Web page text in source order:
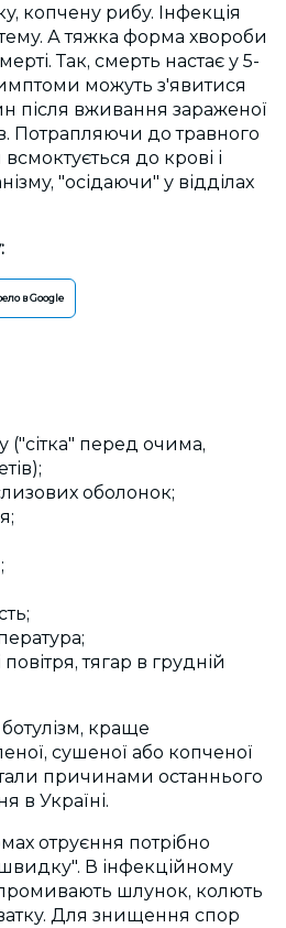
копчену рибу. Інфекція
А тяжка форма хвороби
Так, смерть настає у 5-
можуть з'явитися
після вживання зараженої
Потрапляючи до травного
до крові і
"осідаючи" у відділах
в Google
перед очима,
оболонок;
повітря, тягар в грудній
краще
сушеної або копченої
причинами останнього
в Україні.
отруєння потрібно
В інфекційному
шлунок, колють
Для знищення спор